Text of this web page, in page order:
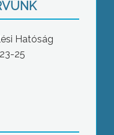
Hatóság
25